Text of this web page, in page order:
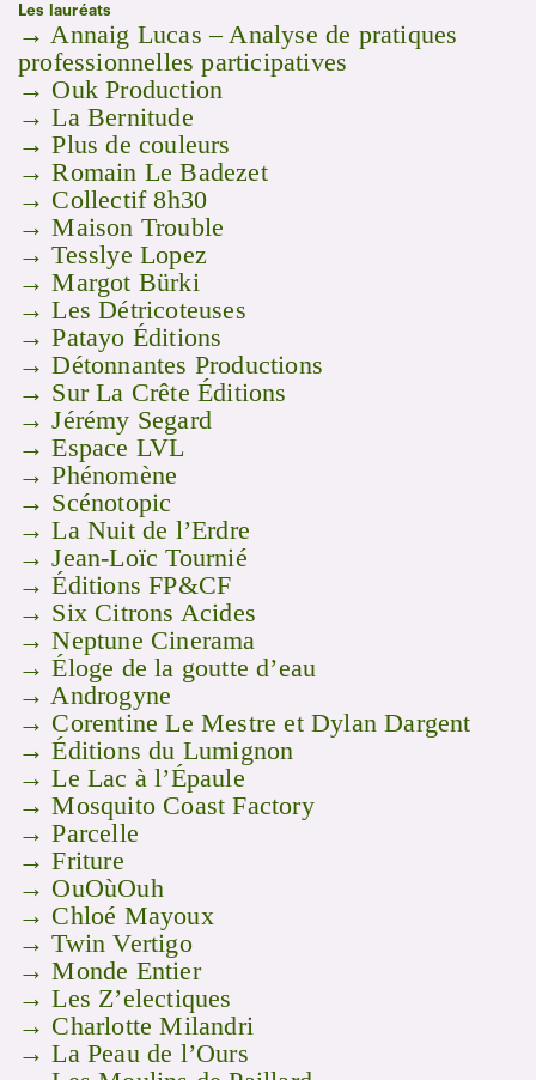
Les lauréats
→ Annaig Lucas – Analyse de pratiques
professionnelles participatives
→ Ouk Production
→ La Bernitude
→ Plus de couleurs
→ Romain Le Badezet
→ Collectif 8h30
→ Maison Trouble
→ Tesslye Lopez
→ Margot Bürki
→ Les Détricoteuses
→ Patayo Éditions
→ Détonnantes Productions
→ Sur La Crête Éditions
→ Jérémy Segard
→ Espace LVL
→ Phénomène
→ Scénotopic
→ La Nuit de l’Erdre
→ Jean-Loïc Tournié
→ Éditions FP&CF
→ Six Citrons Acides
→ Neptune Cinerama
→ Éloge de la goutte d’eau
→ Androgyne
→ Corentine Le Mestre et Dylan Dargent
→ Éditions du Lumignon
→ Le Lac à l’Épaule
→ Mosquito Coast Factory
→ Parcelle
→ Friture
→ OuOùOuh
→ Chloé Mayoux
→ Twin Vertigo
→ Monde Entier
→ Les Z’electiques
→ Charlotte Milandri
→ La Peau de l’Ours